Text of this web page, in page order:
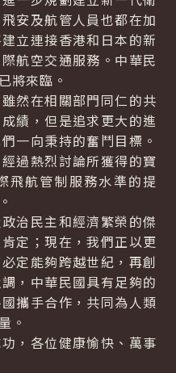
安及航管人員也都在加
立連接香港和日本的新
航空交通服務。中華民
將來臨。
然在相關部門同仁的共
績，但是追求更大的進
一向秉持的奮鬥目標。
過熱烈討論所獲得的寶
飛航管制服務水準的提
治民主和經濟繁榮的傑
定；現在，我們正以更
定能夠跨越世紀，再創
，中華民國具有足夠的
攜手合作，共同為人類
。
，各位健康愉快、萬事